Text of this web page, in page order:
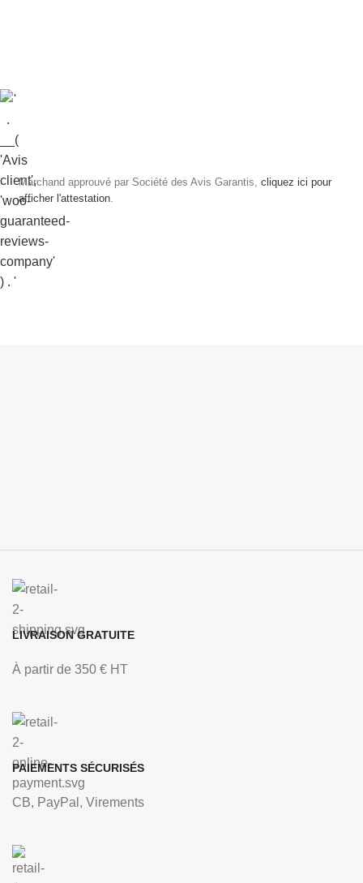
Marchand approuvé par Société des Avis Garantis, cliquez ici pour
afficher l'attestation.
LIVRAISON GRATUITE
À partir de 350 € HT
PAIEMENTS SÉCURISÉS
CB, PayPal, Virements